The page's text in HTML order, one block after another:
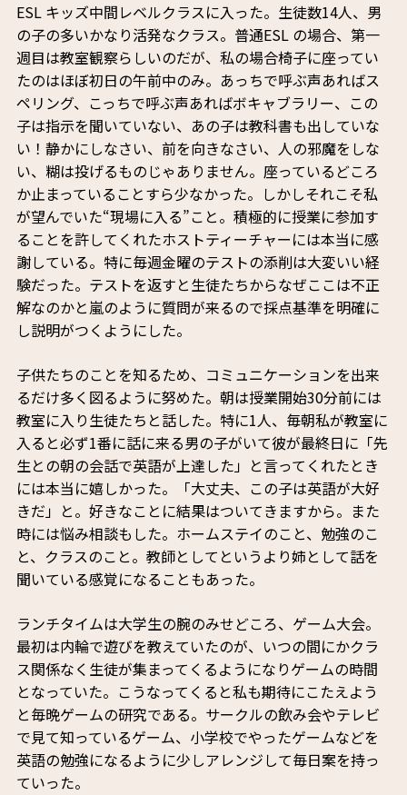
ESL キッズ中間レベルクラスに入った。生徒数14人、男
の子の多いかなり活発なクラス。普通ESL の場合、第一
週目は教室観察らしいのだが、私の場合椅子に座ってい
たのはほぼ初日の午前中のみ。あっちで呼ぶ声あればス
ペリング、こっちで呼ぶ声あればボキャブラリー、この
子は指示を聞いていない、あの子は教科書も出していな
い！静かにしなさい、前を向きなさい、人の邪魔をしな
い、糊は投げるものじゃありません。座っているどころ
か止まっていることすら少なかった。しかしそれこそ私
が望んでいた“現場に入る”こと。積極的に授業に参加す
ることを許してくれたホストティーチャーには本当に感
謝している。特に毎週金曜のテストの添削は大変いい経
験だった。テストを返すと生徒たちからなぜここは不正
解なのかと嵐のように質問が来るので採点基準を明確に
し説明がつくようにした。
子供たちのことを知るため、コミュニケーションを出来
るだけ多く図るように努めた。朝は授業開始30分前には
教室に入り生徒たちと話した。特に1人、毎朝私が教室に
入ると必ず1番に話に来る男の子がいて彼が最終日に「先
生との朝の会話で英語が上達した」と言ってくれたとき
には本当に嬉しかった。「大丈夫、この子は英語が大好
きだ」と。好きなことに結果はついてきますから。また
時には悩み相談もした。ホームステイのこと、勉強のこ
と、クラスのこと。教師としてというより姉として話を
聞いている感覚になることもあった。
ランチタイムは大学生の腕のみせどころ、ゲーム大会。
最初は内輪で遊びを教えていたのが、いつの間にかクラ
ス関係なく生徒が集まってくるようになりゲームの時間
となっていた。こうなってくると私も期待にこたえよう
と毎晩ゲームの研究である。サークルの飲み会やテレビ
で見て知っているゲーム、小学校でやったゲームなどを
英語の勉強になるように少しアレンジして毎日案を持っ
ていった。